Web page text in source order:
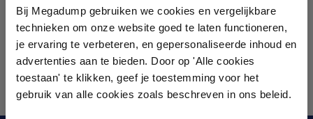
Bij Megadump gebruiken we cookies en vergelijkbare
technieken om onze website goed te laten functioneren,
je ervaring te verbeteren, en gepersonaliseerde inhoud en
advertenties aan te bieden. Door op 'Alle cookies
toestaan' te klikken, geef je toestemming voor het
gebruik van alle cookies zoals beschreven in ons beleid.
showroom
Laat je inspireren door 21 volledig ingerichte
badkameropstellingen – van compact tot luxe. Onze
ervaren adviseurs helpen je persoonlijk, en je vindt
tegels & sanitair direct uit voorraad. Gratis parkeren
op eigen terrein.